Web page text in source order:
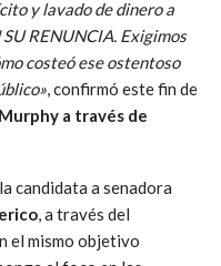
y lavado de dinero a
RENUNCIA. Exigimos
costeó ese ostentoso
, confirmó este fin de
a través de
candidata a senadora
, a través del
el mismo objetivo